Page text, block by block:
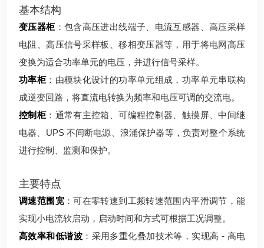
基本结构
变压器柜：包含高压进出线端子、电流互感器、高压采样
电阻、高压信号采样板、移相变压器等，用于将电网高压
变换为适合功率单元的电压，并进行信号采样。
功率柜：由模块化设计的功率单元组成，功率单元串联构
成逆变回路，将直流电转换为频率和电压可调的交流电。
控制柜：通常有主控箱、可编程控制器、触摸屏、中间继
电器、UPS 不间断电源、浪涌保护器等，负责对整个系统
进行控制、监测和保护。
主要特点
调速范围宽：可在零转速到工频转速范围内平滑调节，能
实现小电流软启动，启动时间和方式可根据工况调整。
高效率和低谐波 ：采用多重化叠加技术等，实现高 - 高电